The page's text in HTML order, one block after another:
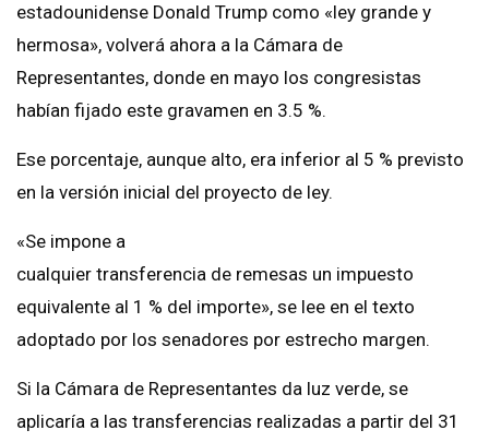
estadounidense Donald Trump como «ley grande y
hermosa», volverá ahora a la Cámara de
Representantes, donde en mayo los congresistas
habían fijado este gravamen en 3.5 %.
Ese porcentaje, aunque alto, era inferior al 5 % previsto
en la versión inicial del proyecto de ley.
«Se impone a
cualquier transferencia de remesas un impuesto
equivalente al 1 % del importe», se lee en el texto
adoptado por los senadores por estrecho margen.
Si la Cámara de Representantes da luz verde, se
aplicaría a las transferencias realizadas a partir del 31